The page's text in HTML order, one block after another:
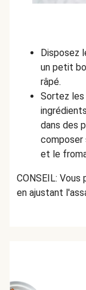
Disposez
un petit
râpé.
Sortez
dans des
composer
et le
CONSEIL:
en ajustant